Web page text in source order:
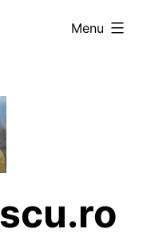
Menu
expanded